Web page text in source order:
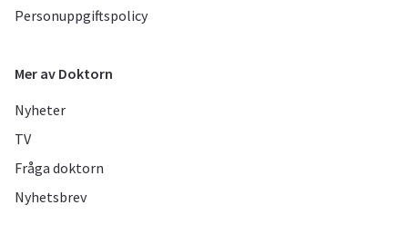
Personuppgiftspolicy
Mer av Doktorn
Nyheter
TV
Fråga doktorn
Nyhetsbrev